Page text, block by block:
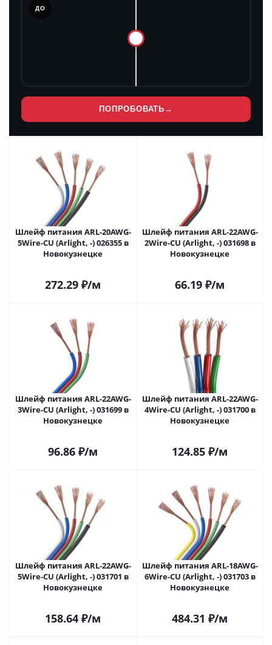
ДО
ПОПРОБОВАТЬ →
Шлейф питания ARL-20AWG-
5Wire-CU (Arlight, -) 026355 в
Новокузнецке
272.29 ₽/м
Шлейф питания ARL-22AWG-
2Wire-CU (Arlight, -) 031698 в
Новокузнецке
66.19 ₽/м
Шлейф питания ARL-22AWG-
3Wire-CU (Arlight, -) 031699 в
Новокузнецке
96.86 ₽/м
Шлейф питания ARL-22AWG-
4Wire-CU (Arlight, -) 031700 в
Новокузнецке
124.85 ₽/м
Шлейф питания ARL-22AWG-
5Wire-CU (Arlight, -) 031701 в
Новокузнецке
158.64 ₽/м
Шлейф питания ARL-18AWG-
6Wire-CU (Arlight, -) 031703 в
Новокузнецке
484.31 ₽/м